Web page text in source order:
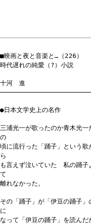
■映画と夜と音楽と…（226）
時代遅れの純愛（?）小説
十河 進
●日本文学史上の名作
三浦光一が歌ったのか青木光
の
頃に流行った「踊子」という
ら
も言えず泣いていた 私の踊
て
離れなかった。
その「踊子」が「伊豆の踊子
に
なって「伊豆の踊子」を読ん